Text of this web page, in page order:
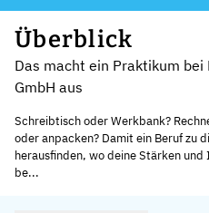
Überblick
Das macht ein Praktikum bei
GmbH aus
Schreibtisch oder Werkbank?
oder anpacken? Damit ein Beruf zu
herausfinden, wo deine Stärken
be...